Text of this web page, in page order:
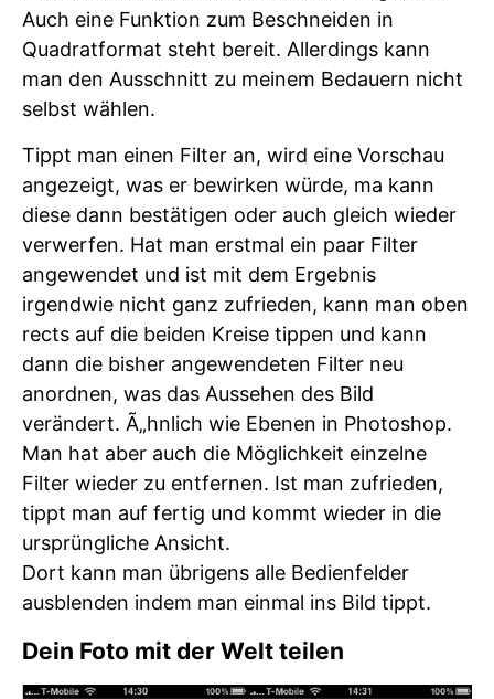
Auch eine Funktion zum Beschneiden in
Quadratformat steht bereit. Allerdings kann
man den Ausschnitt zu meinem Bedauern nicht
selbst wählen.
Tippt man einen Filter an, wird eine Vorschau
angezeigt, was er bewirken würde, ma kann
diese dann bestätigen oder auch gleich wieder
verwerfen. Hat man erstmal ein paar Filter
angewendet und ist mit dem Ergebnis
irgendwie nicht ganz zufrieden, kann man oben
rects auf die beiden Kreise tippen und kann
dann die bisher angewendeten Filter neu
anordnen, was das Aussehen des Bild
verändert. Ã„hnlich wie Ebenen in Photoshop.
Man hat aber auch die Möglichkeit einzelne
Filter wieder zu entfernen. Ist man zufrieden,
tippt man auf fertig und kommt wieder in die
ursprüngliche Ansicht.
Dort kann man übrigens alle Bedienfelder
ausblenden indem man einmal ins Bild tippt.
Dein Foto mit der Welt teilen